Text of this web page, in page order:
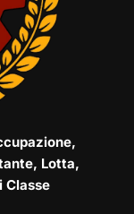
Lotta,
Classe